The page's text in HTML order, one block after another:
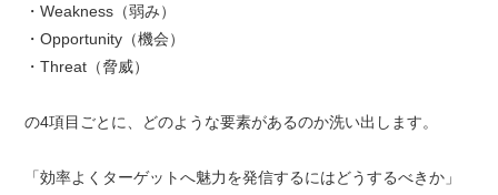
・Weakness（弱み）
・Opportunity（機会）
・Threat（脅威）
の4項目ごとに、どのような要素があるのか洗い出します。
「効率よくターゲットへ魅力を発信するにはどうするべきか」